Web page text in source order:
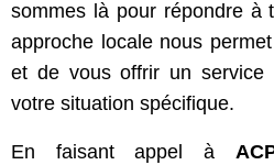
sommes là pour répondre à
approche locale nous
et de vous offrir un service
votre situation spécifique.
En faisant appel à